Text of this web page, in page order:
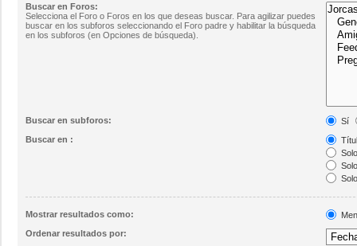
Buscar en Foros:
Selecciona el Foro o Foros en los que deseas buscar. Para agilizar puedes
buscar en los subforos seleccionando el Foro padre y habilitar la búsqueda
en los subforos (en Opciones de búsqueda).
Buscar en subforos:
Sí
Buscar en :
Mostrar resultados como:
Ordenar resultados por: